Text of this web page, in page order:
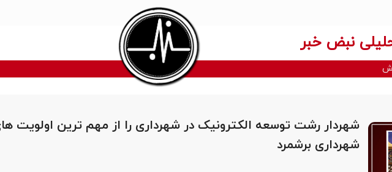
نبض خبر
شهردار رشت توسعه الکترونیک در شهرداری را از مهم ترین اولویت
شهرداری برشمرد